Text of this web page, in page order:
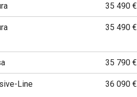
35 490 €
35 490 €
35 790 €
Line 36 090 €